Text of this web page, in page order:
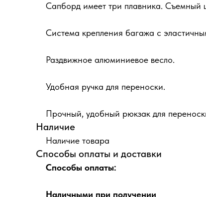
Сапборд имеет три плавника. Съемный
Система крепления багажа с
Раздвижное алюминиевое весло.
Удобная ручка для переноски.
Прочный, удобный рюкзак для
Наличие
Наличие товара
Способы оплаты и доставки
Способы оплаты:
Наличными при получении